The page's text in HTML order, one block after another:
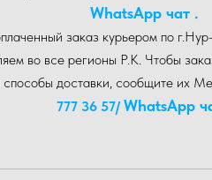
WhatsA pp чат .
заказ курьером по
во все регионы Р.К. Чтобы
способы доставки, сообщите их
777 36 57/WhatsA pp